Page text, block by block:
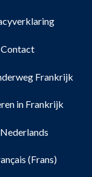
Contact
Frankrijk
in Frankrijk
Nederlands
(Frans)